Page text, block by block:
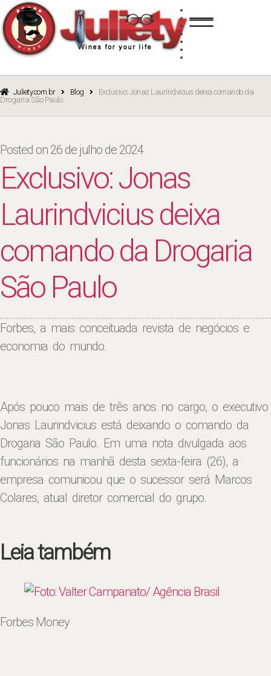
navigation
content
BRANCO
ROSÉ
Juliety.com.br Blog
Exclusivo: Jonas Laurindvicius deixa comando da
Drogaria São Paulo
Posted on 26 de julho de 2024
Exclusivo: Jonas
Laurindvicius deixa
comando da Drogaria
São Paulo
Forbes, a mais conceituada revista de negócios e
economia do mundo.
Após pouco mais de três anos no cargo, o executivo
Jonas Laurindvicius está deixando o comando da
Drogaria São Paulo. Em uma nota divulgada aos
funcionários na manhã desta sexta-feira (26), a
empresa comunicou que o sucessor será Marcos
Colares, atual diretor comercial do grupo.
Leia também
Forbes Money